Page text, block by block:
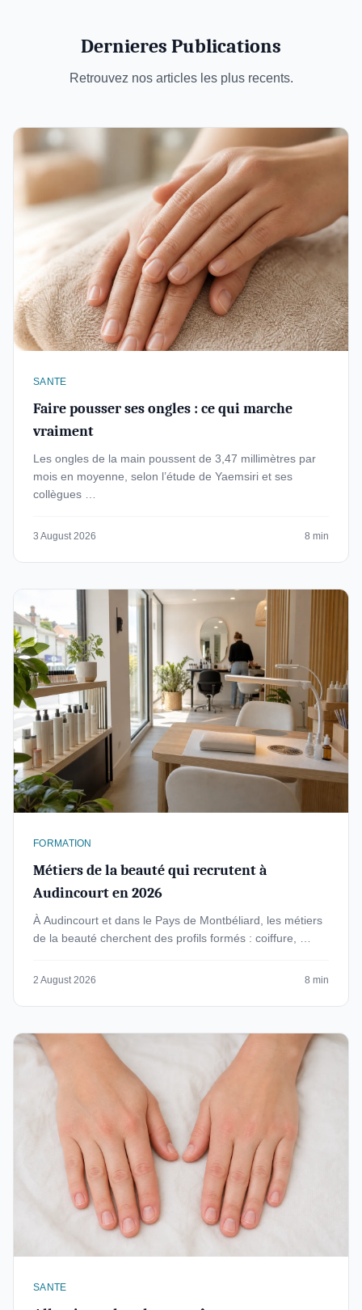
Dernieres Publications
Retrouvez nos articles les plus recents.
SANTE
Faire pousser ses ongles : ce qui marche
vraiment
Les ongles de la main poussent de 3,47 millimètres par
mois en moyenne, selon l’étude de Yaemsiri et ses
collègues …
3 August 2026 8 min
FORMATION
Métiers de la beauté qui recrutent à
Audincourt en 2026
À Audincourt et dans le Pays de Montbéliard, les métiers
de la beauté cherchent des profils formés : coiffure, …
2 August 2026 8 min
SANTE